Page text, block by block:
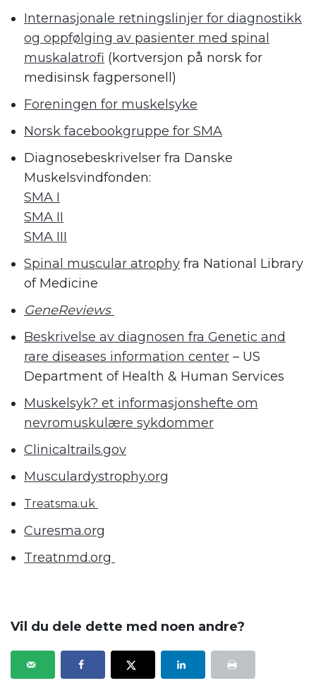
Internasjonale retningslinjer for diagnostikk
og oppfølging av pasienter med spinal
muskalatrofi (kortversjon på norsk for
medisinsk fagpersonell)
Foreningen for muskelsyke
Norsk facebookgruppe for SMA
Diagnosebeskrivelser fra Danske
Muskelsvindfonden:
SMA I
SMA II
SMA III
Spinal muscular atrophy fra National Library
of Medicine
GeneReviews
Beskrivelse av diagnosen fra Genetic and
rare diseases information center – US
Department of Health & Human Services
Muskelsyk? et informasjonshefte om
nevromuskulære sykdommer
Clinicaltrails.gov
Musculardystrophy.org
Treatsma.uk
Curesma.org
Treatnmd.org
Vil du dele dette med noen andre?